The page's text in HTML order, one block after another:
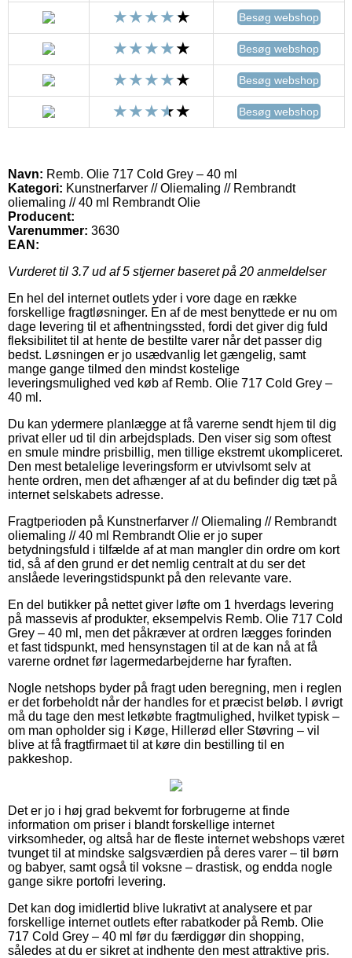
Besøg webshop
Besøg webshop
Besøg webshop
Besøg webshop
Navn: Remb. Olie 717 Cold Grey – 40 ml
Kategori: Kunstnerfarver // Oliemaling // Rembrandt
oliemaling // 40 ml Rembrandt Olie
Producent:
Varenummer: 3630
EAN:
Vurderet til 3.7ud af 5 stjerner baseret på 20 anmeldelser
En hel del internet outlets yder i vore dage en række
forskellige fragtløsninger. En af de mest benyttede er nu om
dage levering til et afhentningssted, fordi det giver dig fuld
fleksibilitet til at hente de bestilte varer når det passer dig
bedst. Løsningen er jo usædvanlig let gængelig, samt
mange gange tilmed den mindst kostelige
leveringsmulighed ved køb af Remb. Olie 717 Cold Grey –
40 ml.
Du kan ydermere planlægge at få varerne sendt hjem til dig
privat eller ud til din arbejdsplads. Den viser sig som oftest
en smule mindre prisbillig, men tillige ekstremt ukompliceret.
Den mest betalelige leveringsform er utvivlsomt selv at
hente ordren, men det afhænger af at du befinder dig tæt på
internet selskabets adresse.
Fragtperioden på Kunstnerfarver // Oliemaling // Rembrandt
oliemaling // 40 ml Rembrandt Olie er jo super
betydningsfuld i tilfælde af at man mangler din ordre om kort
tid, så af den grund er det nemlig centralt at du ser det
anslåede leveringstidspunkt på den relevante vare.
En del butikker på nettet giver løfte om 1 hverdags levering
på massevis af produkter, eksempelvis Remb. Olie 717 Cold
Grey – 40 ml, men det påkræver at ordren lægges forinden
et fast tidspunkt, med hensynstagen til at de kan nå at få
varerne ordnet før lagermedarbejderne har fyraften.
Nogle netshops byder på fragt uden beregning, men i reglen
er det forbeholdt når der handles for et præcist beløb. I øvrigt
må du tage den mest letkøbte fragtmulighed, hvilket typisk –
om man opholder sig i Køge, Hillerød eller Støvring – vil
blive at få fragtfirmaet til at køre din bestilling til en
pakkeshop.
Det er jo i høj grad bekvemt for forbrugerne at finde
information om priser i blandt forskellige internet
virksomheder, og altså har de fleste internet webshops været
tvunget til at mindske salgsværdien på deres varer – til børn
og babyer, samt også til voksne – drastisk, og endda nogle
gange sikre portofri levering.
Det kan dog imidlertid blive lukrativt at analysere et par
forskellige internet outlets efter rabatkoder på Remb. Olie
717 Cold Grey – 40 ml før du færdiggør din shopping,
således at du er sikret at indhente den mest attraktive pris.